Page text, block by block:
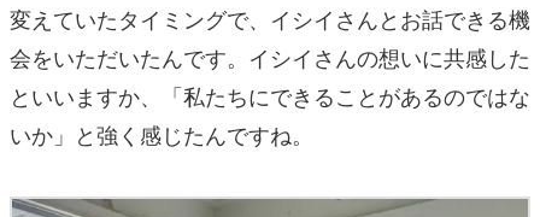
変えていたタイミングで、イシイさんとお話できる機
会をいただいたんです。イシイさんの想いに共感した
といいますか、「私たちにできることがあるのではな
いか」と強く感じたんですね。